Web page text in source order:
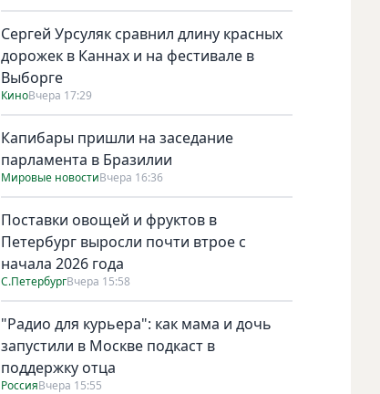
Сергей Урсуляк сравнил длину красных
дорожек в Каннах и на фестивале в
Выборге
КиноВчера 17:29
Капибары пришли на заседание
парламента в Бразилии
Мировые новостиВчера 16:36
Поставки овощей и фруктов в
Петербург выросли почти втрое с
начала 2026 года
С.ПетербургВчера 15:58
"Радио для курьера": как мама и дочь
запустили в Москве подкаст в
поддержку отца
РоссияВчера 15:55